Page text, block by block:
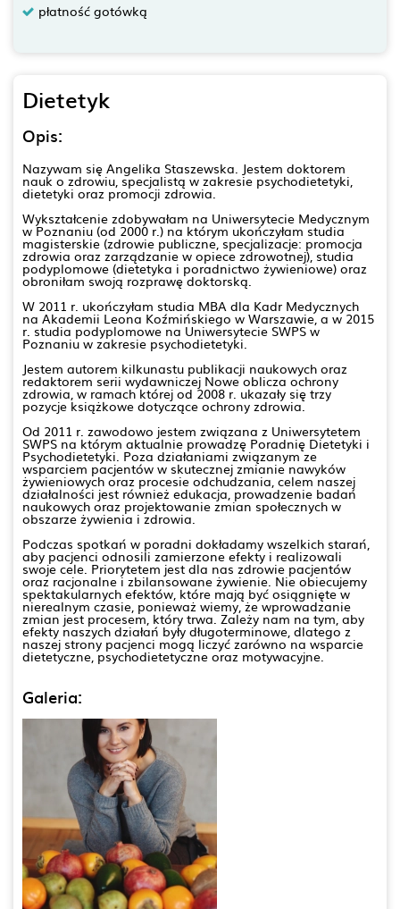
płatność gotówką
Dietetyk
Opis:
Nazywam się Angelika Staszewska. Jestem doktorem
nauk o zdrowiu, specjalistą w zakresie psychodietetyki,
dietetyki oraz promocji zdrowia.
Wykształcenie zdobywałam na Uniwersytecie Medycznym
w Poznaniu (od 2000 r.) na którym ukończyłam studia
magisterskie (zdrowie publiczne, specjalizacje: promocja
zdrowia oraz zarządzanie w opiece zdrowotnej), studia
podyplomowe (dietetyka i poradnictwo żywieniowe) oraz
obroniłam swoją rozprawę doktorską.
W 2011 r. ukończyłam studia MBA dla Kadr Medycznych
na Akademii Leona Koźmińskiego w Warszawie, a w 2015
r. studia podyplomowe na Uniwersytecie SWPS w
Poznaniu w zakresie psychodietetyki.
Jestem autorem kilkunastu publikacji naukowych oraz
redaktorem serii wydawniczej Nowe oblicza ochrony
zdrowia, w ramach której od 2008 r. ukazały się trzy
pozycje książkowe dotyczące ochrony zdrowia.
Od 2011 r. zawodowo jestem związana z Uniwersytetem
SWPS na którym aktualnie prowadzę Poradnię Dietetyki i
Psychodietetyki. Poza działaniami związanym ze
wsparciem pacjentów w skutecznej zmianie nawyków
żywieniowych oraz procesie odchudzania, celem naszej
działalności jest również edukacja, prowadzenie badań
naukowych oraz projektowanie zmian społecznych w
obszarze żywienia i zdrowia.
Podczas spotkań w poradni dokładamy wszelkich starań,
aby pacjenci odnosili zamierzone efekty i realizowali
swoje cele. Priorytetem jest dla nas zdrowie pacjentów
oraz racjonalne i zbilansowane żywienie. Nie obiecujemy
spektakularnych efektów, które mają być osiągnięte w
nierealnym czasie, ponieważ wiemy, że wprowadzanie
zmian jest procesem, który trwa. Zależy nam na tym, aby
efekty naszych działań były długoterminowe, dlatego z
naszej strony pacjenci mogą liczyć zarówno na wsparcie
dietetyczne, psychodietetyczne oraz motywacyjne.
Galeria: